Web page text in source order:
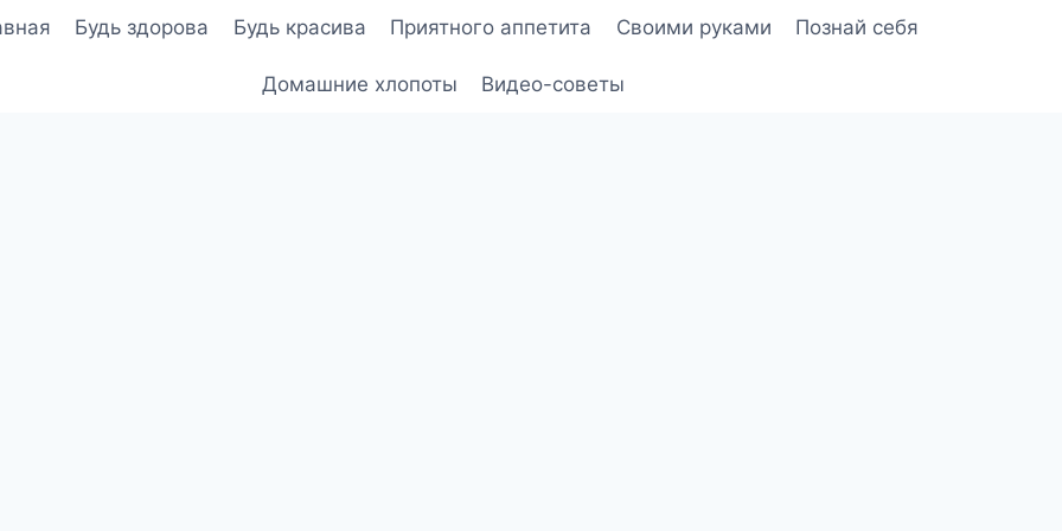
Будь здорова Будь красива Приятного аппетита Своими руками Познай себя
Домашние хлопоты Видео-советы